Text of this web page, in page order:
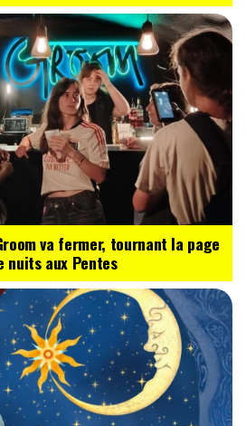
va fermer, tournant la page
nuits aux Pentes